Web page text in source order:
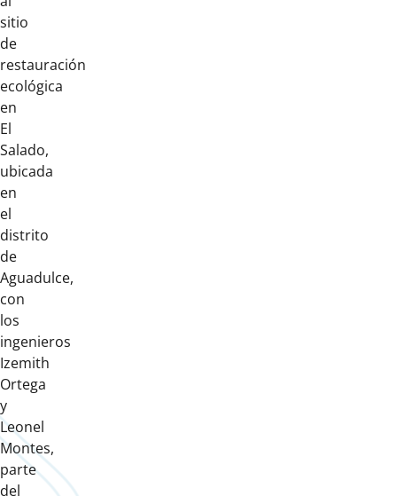
sitio
de
restauración
ecológica
en
El
Salado,
ubicada
en
el
distrito
de
Aguadulce,
con
los
ingenieros
Izemith
Ortega
y
Leonel
Montes,
parte
del